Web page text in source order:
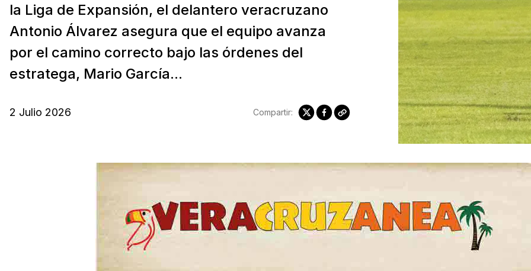
la Liga de Expansión, el delantero veracruzano
Antonio Álvarez asegura que el equipo avanza
por el camino correcto bajo las órdenes del
estratega, Mario García...
2 Julio 2026 Compartir: